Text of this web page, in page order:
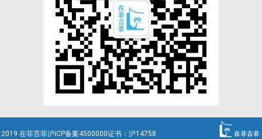
2019 在菲言菲沪ICP备案4500000证书：沪14758